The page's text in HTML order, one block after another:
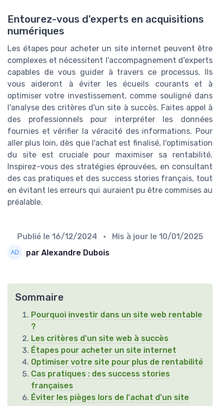
Entourez-vous d'experts en acquisitions
numériques
Les étapes pour acheter un site internet peuvent être
complexes et nécessitent l'accompagnement d'experts
capables de vous guider à travers ce processus. Ils
vous aideront à éviter les écueils courants et à
optimiser votre investissement, comme souligné dans
l'analyse des critères d'un site à succès. Faites appel à
des professionnels pour interpréter les données
fournies et vérifier la véracité des informations. Pour
aller plus loin, dès que l'achat est finalisé, l'optimisation
du site est cruciale pour maximiser sa rentabilité.
Inspirez-vous des stratégies éprouvées, en consultant
des cas pratiques et des success stories français, tout
en évitant les erreurs qui auraient pu être commises au
préalable.
Publié le 16/12/2024 • Mis à jour le 10/01/2025
par Alexandre Dubois
Sommaire
Pourquoi investir dans un site web rentable
?
Les critères d'un site web à succès
Étapes pour acheter un site internet
Optimiser votre site pour plus de rentabilité
Cas pratiques : des success stories
françaises
Éviter les pièges lors de l'achat d'un site